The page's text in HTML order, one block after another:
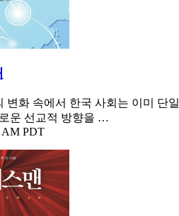
변화 속에서 한국 사회는 이미 단
운 선교적 방향을 …
AM PDT